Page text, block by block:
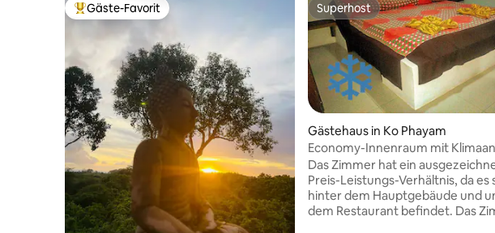
Beliebter Gäste-Favorit.
Gäste-Favorit Superhost
Superhost
Gästehaus in Ko Phayam
Economy-Innenraum mit
Das Zimmer hat ein
Preis-Leistungs-Verhältnis, da es
hinter dem Hauptgebäude und
dem Restaurant befindet. Das Zimmer